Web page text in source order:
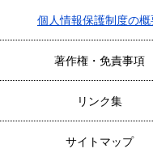
個人情報保護制度の概
著作権・免責事項
リンク集
サイトマップ